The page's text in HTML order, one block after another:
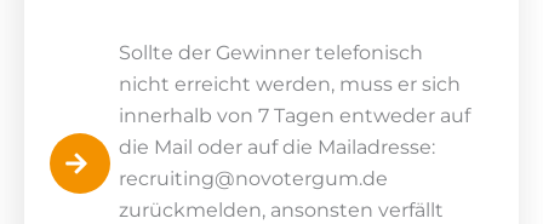
Sollte der Gewinner telefonisch
nicht erreicht werden, muss er sich
innerhalb von 7 Tagen entweder auf
die Mail oder auf die Mailadresse:
recruiting@novotergum.de
zurückmelden, ansonsten verfällt